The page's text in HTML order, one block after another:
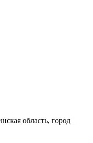
область, город